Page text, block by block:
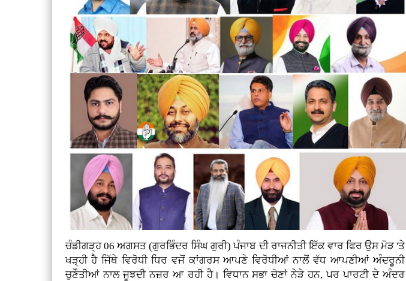
ਚੰਡੀਗੜ੍ਹ 06 ਅਗਸਤ (ਗੁਰਭਿੰਦਰ ਸਿੰਘ ਗੁਰੀ)ਪੰਜਾਬ ਦੀ ਰਾਜਨੀਤੀ ਇੱਕ ਵਾਰ ਫਿਰ ਉਸ ਮੋੜ 'ਤੇ
ਖੜ੍ਹੀ ਹੈ ਜਿੱਥੇ ਵਿਰੋਧੀ ਧਿਰ ਵਜੋਂ ਕਾਂਗਰਸ ਆਪਣੇ ਵਿਰੋਧੀਆਂ ਨਾਲੋਂ ਵੱਧ ਆਪਣੀਆਂ ਅੰਦਰੂਨੀ
ਚੁਣੌਤੀਆਂ ਨਾਲ ਜੂਝਦੀ ਨਜ਼ਰ ਆ ਰਹੀ ਹੈ। ਵਿਧਾਨ ਸਭਾ ਚੋਣਾਂ ਨੇੜੇ ਹਨ, ਪਰ ਪਾਰਟੀ ਦੇ ਅੰਦਰ